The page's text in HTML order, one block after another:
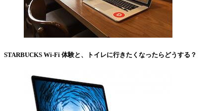
STARBUCKS Wi-Fi 体験と、トイレに行きたくなったらどうする？